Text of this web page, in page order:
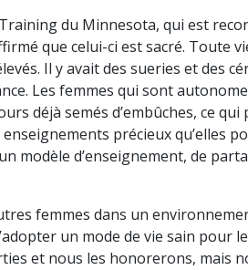
du Minnesota, qui est
que celui-ci est sacré. Toute
Il y avait des sueries et des
Les femmes qui sont
déjà semés d’embûches, ce qui
précieux qu’elles
modèle d’enseignement, de
femmes dans un
un mode de vie sain pour
et nous les honorerons, mais